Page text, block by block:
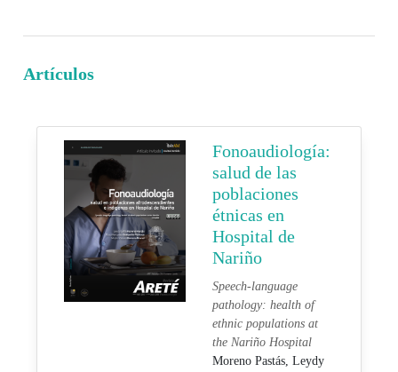
Artículos
Fonoaudiología:
salud de las
poblaciones
étnicas en
Hospital de
Nariño
Speech-language
pathology: health of
ethnic populations at
the Nariño Hospital
Moreno Pastás, Leydy